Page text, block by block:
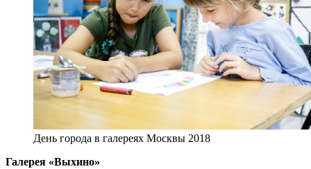
День города в галереях Москвы 2018
Галерея «Выхино»